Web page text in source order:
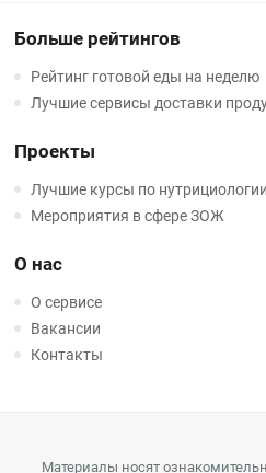
Больше рейтингов
Рейтинг готовой еды на неделю
Лучшие сервисы доставки
Проекты
Лучшие курсы по нутрициологии
Мероприятия в сфере ЗОЖ
О нас
О сервисе
Вакансии
Контакты
Материалы носят